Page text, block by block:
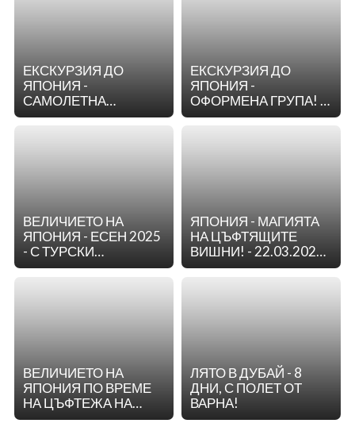
ЕКСКУРЗИЯ ДО
ЯПОНИЯ -
САМОЛЕТНА
ЕКСКУРЗИЯ -
17.05.2025
ЕКСКУРЗИЯ ДО
ЯПОНИЯ -
ОФОРМЕНА ГРУПА! -
29.04.2025
ВЕЛИЧИЕТО НА
ЯПОНИЯ - ЕСЕН 2025
- С ТУРСКИ
АВИОЛИНИИ
ЯПОНИЯ - МАГИЯТА
НА ЦЪФТЯЩИТЕ
ВИШНИ! - 22.03.2025 -
ПОТВЪРДЕНА ГРУПА-
ЖЕНА ЗА
ВЕЛИЧИЕТО НА
ЯПОНИЯ ПО ВРЕМЕ
НА ЦЪФТЕЖА НА
ВИШНИТЕ
ЛЯТО В ДУБАЙ - 8
ДНИ, С ПОЛЕТ ОТ
ВАРНА!